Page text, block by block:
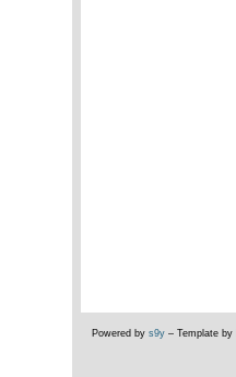
Powered by s9y– Template by